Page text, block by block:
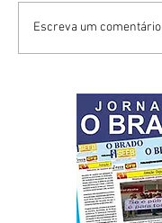
Escreva um comentário